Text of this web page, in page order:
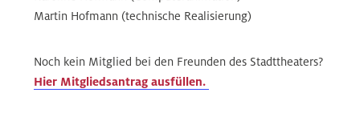
Martin Hofmann (technische Realisierung)
Noch kein Mitglied bei den Freunden des Stadttheaters?
Hier Mitgliedsantrag ausfüllen.